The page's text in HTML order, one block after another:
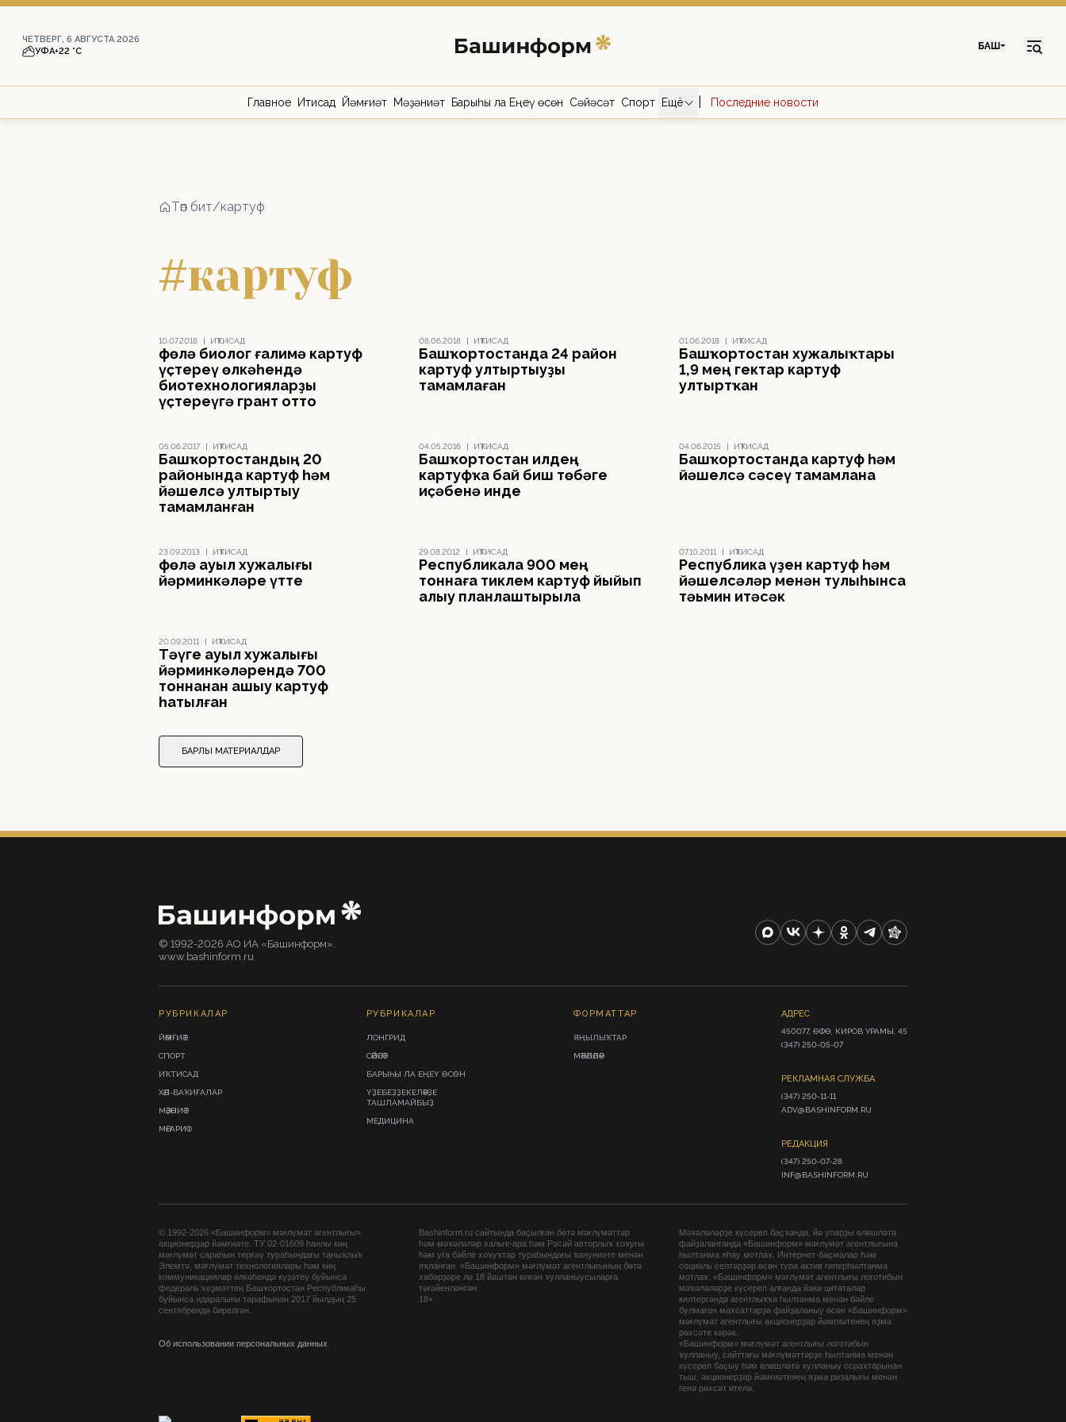
ЧЕТВЕРГ, 6 АВГУСТА 2026
УФА+22 °С БАШ
Главное Иҡтисад Йәмғиәт Мәҙәниәт Барыһы ла Еңеү өсөн Сәйәсәт Спорт Ещё Последние новости
Төп бит/картуф
#картуф
10.07.2018 | ИҠТИСАД
Өфөлә биолог ғалимә картуф
үҫтереү өлкәһендә
биотехнологияларҙы
үҫтереүгә грант отто
08.06.2018 | ИҠТИСАД
Башҡортостанда 24 район
картуф ултыртыуҙы
тамамлаған
01.06.2018 | ИҠТИСАД
Башҡортостан хужалыҡтары
1,9 мең гектар картуф
ултыртҡан
05.06.2017 | ИҠТИСАД
Башҡортостандың 20
районында картуф һәм
йәшелсә ултыртыу
тамамланған
04.05.2016 | ИҠТИСАД
Башҡортостан илдең
картуфҡа бай биш төбәге
иҫәбенә инде
04.06.2015 | ИҠТИСАД
Башҡортостанда картуф һәм
йәшелсә сәсеү тамамлана
23.09.2013 | ИҠТИСАД
Өфөлә ауыл хужалығы
йәрминкәләре үтте
29.08.2012 | ИҠТИСАД
Республикала 900 мең
тоннаға тиклем картуф йыйып
алыу планлаштырыла
07.10.2011 | ИҠТИСАД
Республика үҙен картуф һәм
йәшелсәләр менән тулыһынса
тәьмин итәсәк
20.09.2011 | ИҠТИСАД
Тәүге ауыл хужалығы
йәрминкәләрендә 700
тоннанан ашыу картуф
һатылған
БАРЛЫҠ МАТЕРИАЛДАР
© 1992-2026 АО ИА «Башинформ».
www.bashinform.ru
РУБРИКАЛАР
ЙӘМҒИӘТ
СПОРТ
ИҠТИСАД
ХӘЛ-ВАҠИҒАЛАР
МӘҘӘНИӘТ
МӘҒАРИФ
РУБРИКАЛАР
ЛОНГРИД
СӘЙӘСӘТ
БАРЫҺЫ ЛА ЕҢЕҮ ӨСӨН
ҮҘЕБЕҘҘЕКЕЛӘРҘЕ
ТАШЛАМАЙБЫҘ
МЕДИЦИНА
ФОРМАТТАР
ЯҢЫЛЫҠТАР
МӘҠӘЛӘЛӘР
АДРЕС
450077, ӨФӨ, КИРОВ УРАМЫ, 45
(347) 250-05-07
РЕКЛАМНАЯ СЛУЖБА
(347) 250-11-11
ADV@BASHINFORM.RU
РЕДАКЦИЯ
(347) 250-07-28
INF@BASHINFORM.RU
© 1992-2026 «Башинформ» мәғлүмәт агентлығы»
акционерҙар йәмғиәте. ТУ 02-01609 һанлы киң
мәғлүмәт сараһын теркәү тураһындағы таныҡлыҡ
Элемтә, мәғлүмәт технологиялары һәм киң
коммуникациялар өлкәһендә күҙәтеү буйынса
федераль хеҙмәттең Башҡортостан Республикаһы
буйынса идаралығы тарафынан 2017 йылдың 25
сентябрендә бирелгән.
Об использовании персональных данных
Bashinform.ru сайтында баҫылған бөтә мәғлүмәттәр
һәм мәҡәләләр халыҡ-ара һәм Рәсәй авторлыҡ хоҡуғы
һәм уға бәйле хоҡуҡтар тураһындағы ҡануниәте менән
яҡланған. «Башинформ» мәғлүмәт агентлығының бөтә
хәбәрҙәре лә 18 йәштән өлкән ҡулланыусыларға
тәғәйенләнгән.
18+
Мәҡәләләрҙе күсереп баҫҡанда, йә уларҙы өлөшләтә
файҙаланғанда «Башинформ» мәғлүмәт агентлығына
һылтанма яһау мотлаҡ. Интернет-баҫмалар һәм
социаль селтәрҙәр өсөн тура актив гиперһылтанма
мотлаҡ. «Башинформ» мәғлүмәт агентлығы логотибын
мәҡәләләрҙе күсереп алғанда йәки цитаталар
килтергәндә агентлыҡҡа һылтанма менән бәйле
булмаған маҡсаттарҙа файҙаланыу өсөн «Башинформ»
мәғлүмәт агентлығы акционерҙар йәмғиәтенең яҙма
рөхсәте кәрәк.
«Башинформ» мәғлүмәт агентлығы логотибын
ҡулланыу, сайттағы мәғлүмәттәрҙе һылтанма менән
күсереп баҫыу һәм өлөшләтә ҡулланыу осраҡтарынан
тыш, акционерҙар йәмғиәтенең яҙма ризалығы менән
генә рөхсәт ителә.